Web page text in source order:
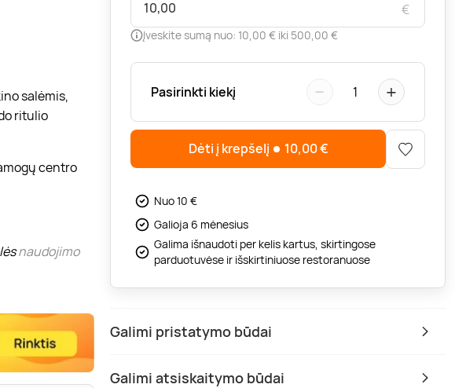
€
Įveskite sumą nuo: 10,00 € iki 500,00 €
Pasirinkti kiekį − 1 +
Dėti į krepšelį 10,00€
Nuo 10 €
Galioja 6 mėnesius
Galima išnaudoti per kelis kartus, skirtingose
parduotuvėse ir išskirtiniuose restoranuose
Galimi pristatymo būdai
Galimi atsiskaitymo būdai
salėmis,
ritulio
centro
naudojimo